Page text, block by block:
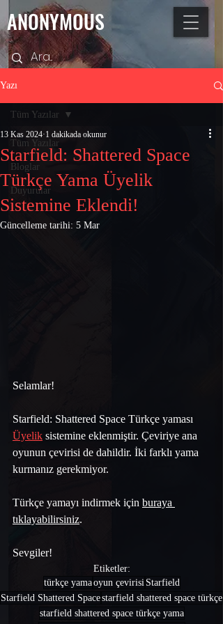
ANONYMOUS
Yazı
Tüm Yazılar
Bloglar
Duyurular
Tüm Yazılar
Starfield: Shattered Space
Türkçe Yama Üyelik
Sistemine Eklendi!
13 Kas 2024 1 dakikada okunur
Güncelleme tarihi: 5 Mar
Selamlar!
Starfield: Shattered Space Türkçe yaması
Üyelik sistemine eklenmiştir. Çeviriye ana
oyunun çevirisi de dahildir. İki farklı yama
kurmanız gerekmiyor.
Türkçe yamayı indirmek için buraya
tıklayabilirsiniz.
Sevgiler!
Etiketler:
türkçe yamaoyun çevirisi Starfield
Starfield Shattered Spacestarfield shattered space türkçe
starfield shattered space türkçe yama